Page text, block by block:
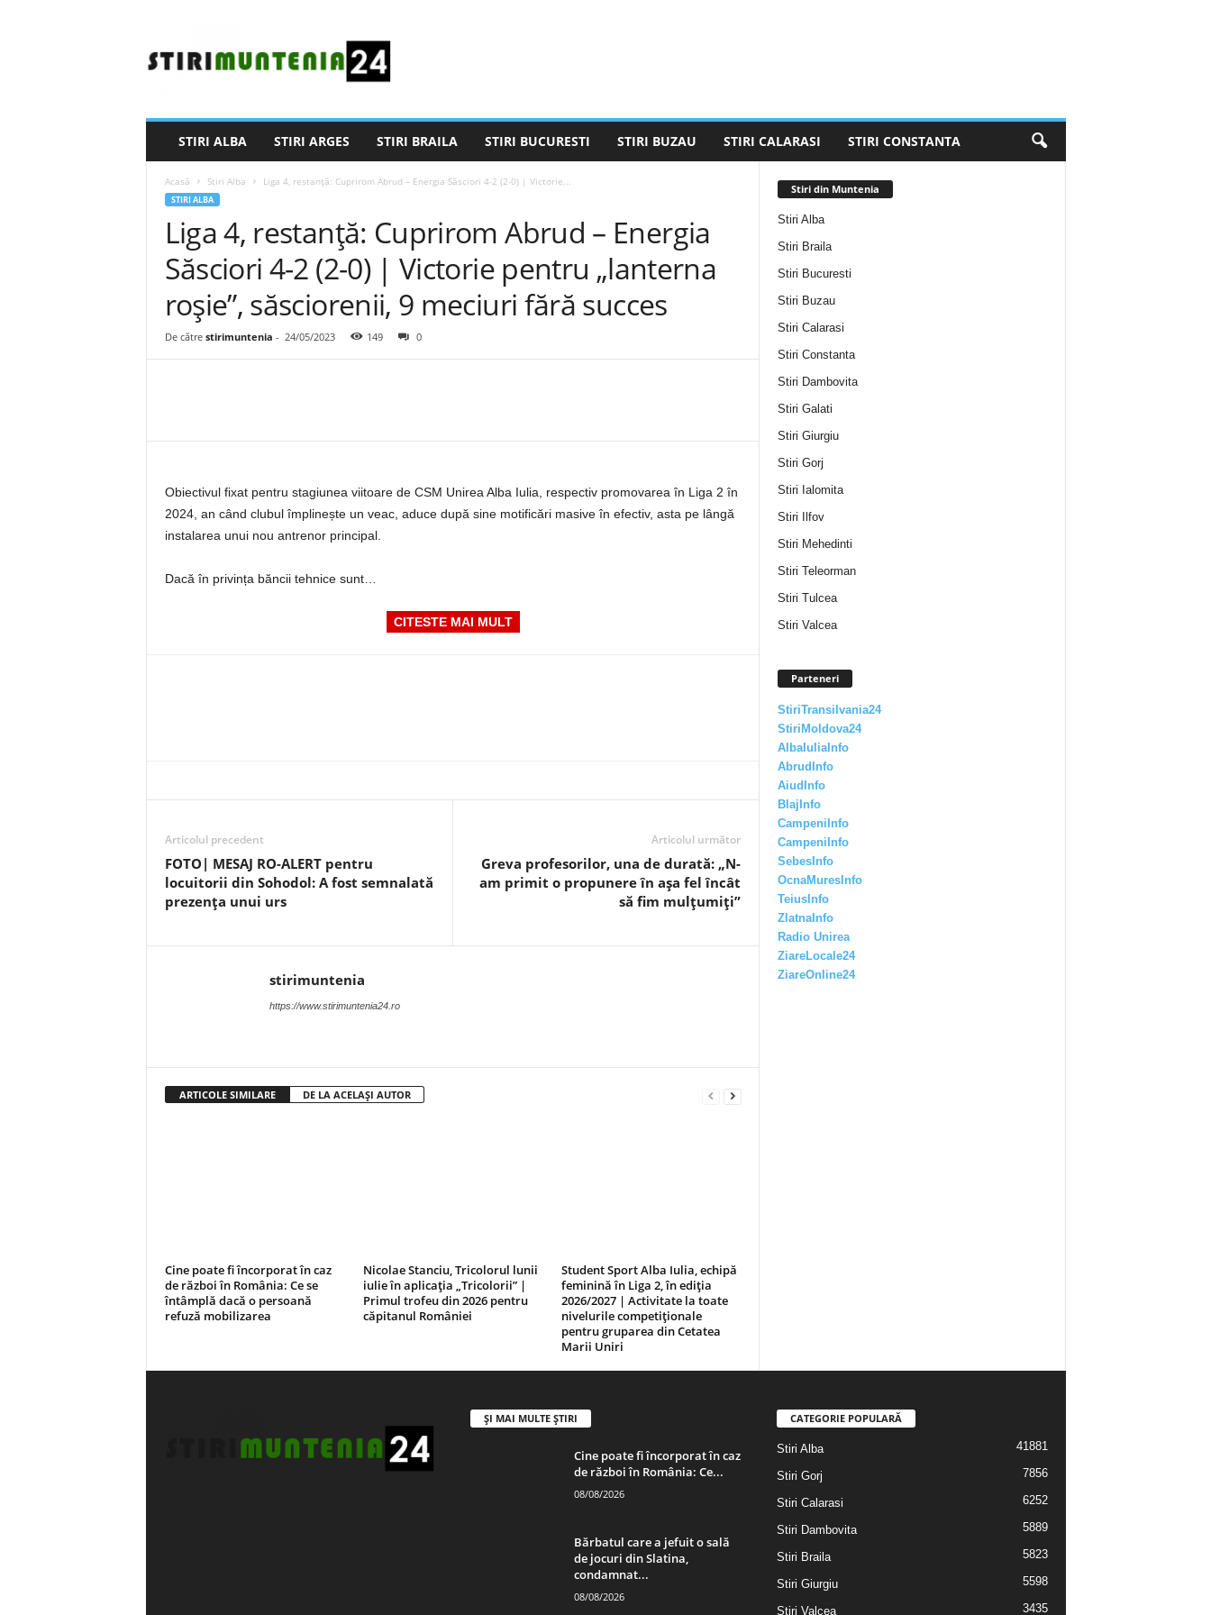
r
STIRI ALBA STIRI ARGES STIRI BRAILA STIRI BUCURESTI STIRI BUZAU STIRI CALARASI STIRI CONSTANTA
Acasă Stiri Alba Liga 4, restanță: Cuprirom Abrud – Energia Săsciori 4-2 (2-0) | Victorie...
STIRI ALBA
Liga 4, restanță: Cuprirom Abrud – Energia
Săsciori 4-2 (2-0) | Victorie pentru „lanterna
roșie”, săsciorenii, 9 meciuri fără succes
De către stirimuntenia - 24/05/2023 149 0
Obiectivul fixat pentru stagiunea viitoare de CSM Unirea Alba Iulia, respectiv promovarea în Liga 2 în
2024, an când clubul împlinește un veac, aduce după sine motificări masive în efectiv, asta pe lângă
instalarea unui nou antrenor principal.
Dacă în privința băncii tehnice sunt…
CITESTE MAI MULT
Articolul precedent
FOTO| MESAJ RO-ALERT pentru
locuitorii din Sohodol: A fost semnalată
prezența unui urs
Articolul următor
Greva profesorilor, una de durată: „N-
am primit o propunere în aşa fel încât
să fim mulţumiţi”
stirimuntenia
https://www.stirimuntenia24.ro
ARTICOLE SIMILARE DE LA ACELAȘI AUTOR
Cine poate fi încorporat în caz
de război în România: Ce se
întâmplă dacă o persoană
refuză mobilizarea
Nicolae Stanciu, Tricolorul lunii
iulie în aplicația „Tricolorii” |
Primul trofeu din 2026 pentru
căpitanul României
Student Sport Alba Iulia, echipă
feminină în Liga 2, în ediția
2026/2027 | Activitate la toate
nivelurile competiționale
pentru gruparea din Cetatea
Marii Uniri
Stiri din Muntenia
Stiri Alba
Stiri Braila
Stiri Bucuresti
Stiri Buzau
Stiri Calarasi
Stiri Constanta
Stiri Dambovita
Stiri Galati
Stiri Giurgiu
Stiri Gorj
Stiri Ialomita
Stiri Ilfov
Stiri Mehedinti
Stiri Teleorman
Stiri Tulcea
Stiri Valcea
Parteneri
StiriTransilvania24
StiriMoldova24
AlbaIuliaInfo
AbrudInfo
AiudInfo
BlajInfo
CampeniInfo
CampeniInfo
SebesInfo
OcnaMuresInfo
TeiusInfo
ZlatnaInfo
Radio Unirea
ZiareLocale24
ZiareOnline24
ȘI MAI MULTE ȘTIRI
Cine poate fi încorporat în caz
de război în România: Ce...
08/08/2026
Bărbatul care a jefuit o sală
de jocuri din Slatina,
condamnat...
08/08/2026
CATEGORIE POPULARĂ
Stiri Alba 41881
Stiri Gorj 7856
Stiri Calarasi 6252
Stiri Dambovita 5889
Stiri Braila 5823
Stiri Giurgiu 5598
Stiri Valcea 3435